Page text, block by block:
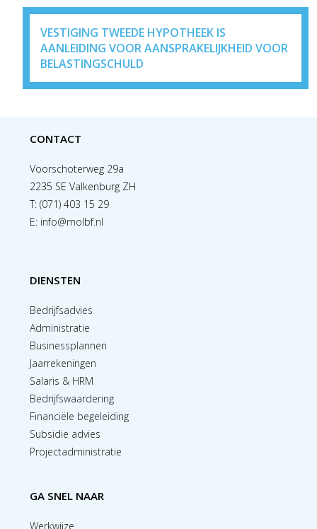
VESTIGING TWEEDE HYPOTHEEK IS
AANLEIDING VOOR AANSPRAKELIJKHEID VOOR
BELASTINGSCHULD
CONTACT
Voorschoterweg 29a
2235 SE Valkenburg ZH
T:(071) 403 15 29
E: info@molbf.nl
DIENSTEN
Bedrijfsadvies
Administratie
Businessplannen
Jaarrekeningen
Salaris & HRM
Bedrijfswaardering
Financiële begeleiding
Subsidie advies
Projectadministratie
GA SNEL NAAR
Werkwijze